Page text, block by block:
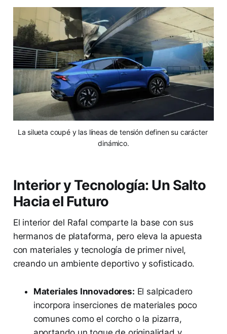
La silueta coupé y las líneas de tensión definen su carácter
dinámico.
Interior y Tecnología: Un Salto
Hacia el Futuro
El interior del Rafal comparte la base con sus
hermanos de plataforma, pero eleva la apuesta
con materiales y tecnología de primer nivel,
creando un ambiente deportivo y sofisticado.
Materiales Innovadores: El salpicadero
incorpora inserciones de materiales poco
comunes como el corcho o la pizarra,